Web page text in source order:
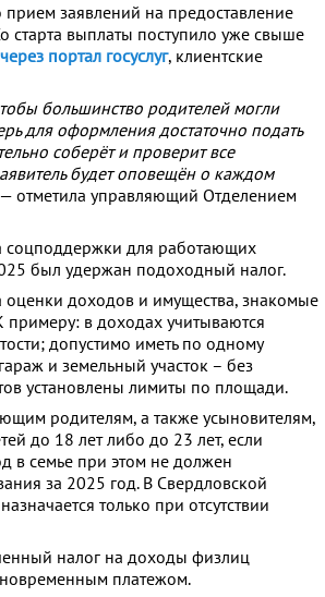
заявлений на предоставление
выплаты поступило уже свыше
через портал госуслуг, клиентские
большинство родителей могли
для оформления достаточно подать
соберёт и проверит все
будетоповещён о каждом
— отметила управляющий Отделением
соцподдержки для работающих
был удержан подоходный налог.
доходов и имущества, знакомые
в доходах учитываются
допустимо иметь по одному
и земельный участок – без
установлены лимиты по площади.
родителям, а также усыновителям,
до 18 лет либо до 23 лет, если
в семье при этом не должен
за 2025 год. В Свердловской
только при отсутствии
налог на доходы физлиц
платежом.